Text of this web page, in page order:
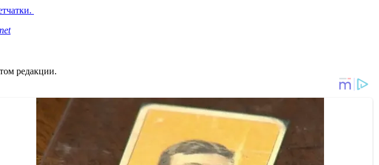
редакции.